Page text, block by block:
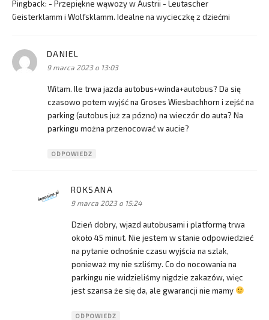
Pingback: - Przepiękne wąwozy w Austrii - Leutascher
Geisterklamm i Wolfsklamm. Idealne na wycieczkę z dziećmi
DANIEL
9 marca 2023 o 13:03
Witam. Ile trwa jazda autobus+winda+autobus? Da się
czasowo potem wyjść na Groses Wiesbachhorn i zejść na
parking (autobus już za pózno) na wieczór do auta? Na
parkingu można przenocować w aucie?
ODPOWIEDZ
ROKSANA
9 marca 2023 o 15:24
Dzień dobry, wjazd autobusami i platformą trwa
około 45 minut. Nie jestem w stanie odpowiedzieć
na pytanie odnośnie czasu wyjścia na szlak,
ponieważ my nie szliśmy. Co do nocowania na
parkingu nie widzieliśmy nigdzie zakazów, więc
jest szansa że się da, ale gwarancji nie mamy
ODPOWIEDZ